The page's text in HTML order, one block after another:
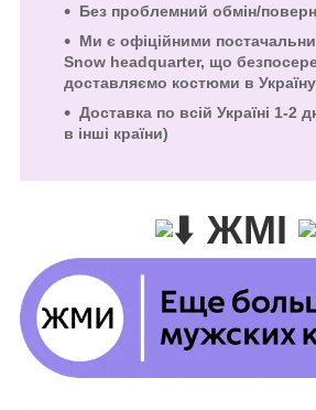
Без проблемний обмін/
Ми є офіційними
Snow headquarter, що
доставляємо костюми в Україну
Доставка по всій Україні 1-2
в інші країни)
ЖМІ